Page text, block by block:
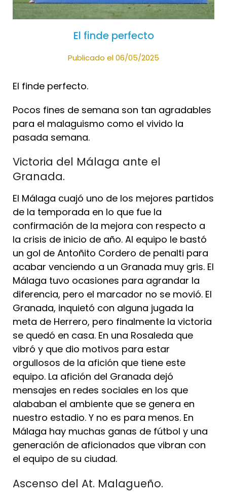
El finde perfecto
Publicado el 06/05/2025
El finde perfecto.
Pocos fines de semana son tan agradables
para el malaguismo como el vivido la
pasada semana.
Victoria del Málaga ante el
Granada.
El Málaga cuajó uno de los mejores partidos
de la temporada en lo que fue la
confirmación de la mejora con respecto a
la crisis de inicio de año. Al equipo le bastó
un gol de Antoñito Cordero de penalti para
acabar venciendo a un Granada muy gris. El
Málaga tuvo ocasiones para agrandar la
diferencia, pero el marcador no se movió. El
Granada, inquietó con alguna jugada la
meta de Herrero, pero finalmente la victoria
se quedó en casa. En una Rosaleda que
vibró y que dio motivos para estar
orgullosos de la afición que tiene este
equipo. La afición del Granada dejó
mensajes en redes sociales en los que
alababan el ambiente que se genera en
nuestro estadio. Y no es para menos. En
Málaga hay muchas ganas de fútbol y una
generación de aficionados que vibran con
el equipo de su ciudad.
Ascenso del At. Malagueño.